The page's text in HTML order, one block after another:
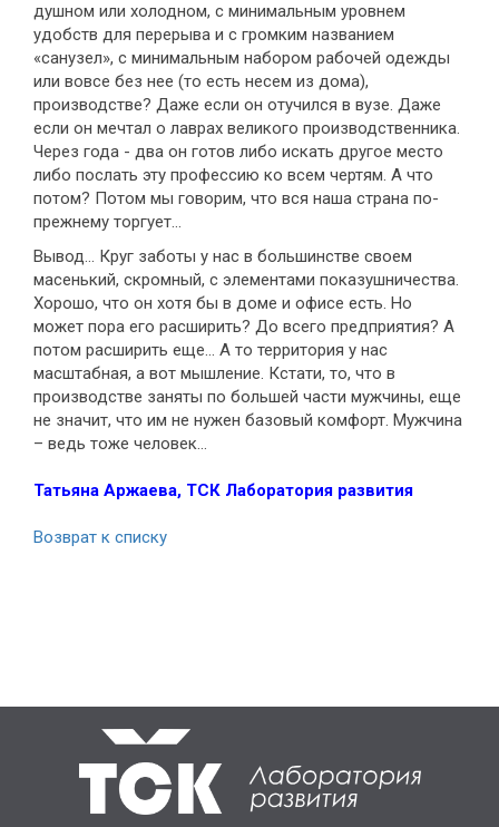
душном или холодном, с минимальным уровнем
удобств для перерыва и с громким названием
«санузел», с минимальным набором рабочей одежды
или вовсе без нее (то есть несем из дома),
производстве? Даже если он отучился в вузе. Даже
если он мечтал о лаврах великого производственника.
Через года - два он готов либо искать другое место
либо послать эту профессию ко всем чертям. А что
потом? Потом мы говорим, что вся наша страна по-
прежнему торгует…
Вывод… Круг заботы у нас в большинстве своем
масенький, скромный, с элементами показушничества.
Хорошо, что он хотя бы в доме и офисе есть. Но
может пора его расширить? До всего предприятия? А
потом расширить еще… А то территория у нас
масштабная, а вот мышление. Кстати, то, что в
производстве заняты по большей части мужчины, еще
не значит, что им не нужен базовый комфорт. Мужчина
– ведь тоже человек…
Татьяна Аржаева, ТСК Лаборатория развития
Возврат к списку